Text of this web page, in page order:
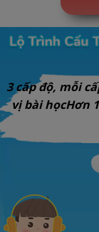
3 cấp độ, mỗi
vị bài họcHơn